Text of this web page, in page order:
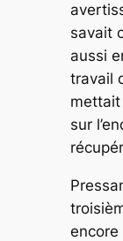
savait
aussi
travail
sur
encore